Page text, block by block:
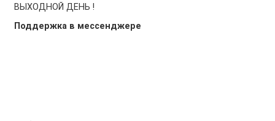
ВЫХОДНОЙ ДЕНЬ !
Поддержка в мессенджере